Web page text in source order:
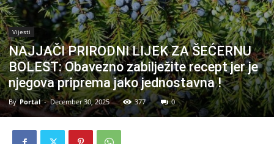
Vijesti
NAJJAČI PRIRODNI LIJEK ZA ŠEĆERNU
BOLEST: Obavezno zabilježite recept jer je
njegova priprema jako jednostavna !
By Portal - December 30, 2025 377 0